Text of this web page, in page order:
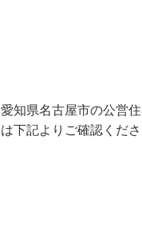
愛知県名古屋市の公営住
は下記よりご確認くださ